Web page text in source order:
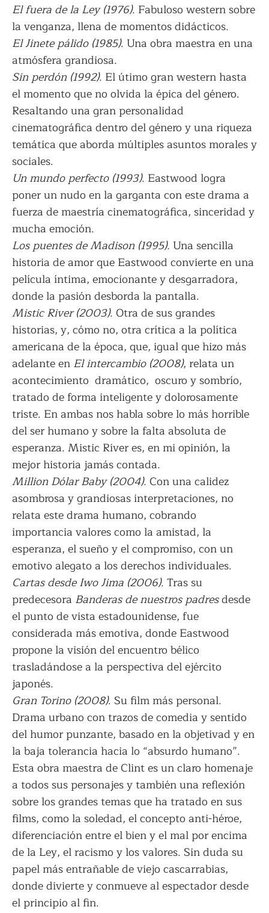
El fuera de la Ley (1976). Fabuloso western sobre
la venganza, llena de momentos didácticos.
El Jinete pálido (1985). Una obra maestra en una
atmósfera grandiosa.
Sin perdón (1992). El útimo gran western hasta
el momento que no olvida la épica del género.
Resaltando una gran personalidad
cinematográfica dentro del género y una riqueza
temática que aborda múltiples asuntos morales y
sociales.
Un mundo perfecto (1993). Eastwood logra
poner un nudo en la garganta con este drama a
fuerza de maestría cinematográfica, sinceridad y
mucha emoción.
Los puentes de Madison (1995). Una sencilla
historia de amor que Eastwood convierte en una
película íntima, emocionante y desgarradora,
donde la pasión desborda la pantalla.
Mistic River (2003). Otra de sus grandes
historias, y, cómo no, otra crítica a la política
americana de la época, que, igual que hizo más
adelante en El intercambio (2008), relata un
acontecimiento dramático, oscuro y sombrío,
tratado de forma inteligente y dolorosamente
triste. En ambas nos habla sobre lo más horrible
del ser humano y sobre la falta absoluta de
esperanza. Mistic River es, en mi opinión, la
mejor historia jamás contada.
Million Dólar Baby (2004). Con una calidez
asombrosa y grandiosas interpretaciones, no
relata este drama humano, cobrando
importancia valores como la amistad, la
esperanza, el sueño y el compromiso, con un
emotivo alegato a los derechos individuales.
Cartas desde Iwo Jima (2006). Tras su
predecesora Banderas de nuestros padresdesde
el punto de vista estadounidense, fue
considerada más emotiva, donde Eastwood
propone la visión del encuentro bélico
trasladándose a la perspectiva del ejército
japonés.
Gran Torino (2008). Su film más personal.
Drama urbano con trazos de comedia y sentido
del humor punzante, basado en la objetivad y en
la baja tolerancia hacia lo “absurdo humano”.
Esta obra maestra de Clint es un claro homenaje
a todos sus personajes y también una reflexión
sobre los grandes temas que ha tratado en sus
films, como la soledad, el concepto anti-héroe,
diferenciación entre el bien y el mal por encima
de la Ley, el racismo y los valores. Sin duda su
papel más entrañable de viejo cascarrabias,
donde divierte y conmueve al espectador desde
el principio al fin.